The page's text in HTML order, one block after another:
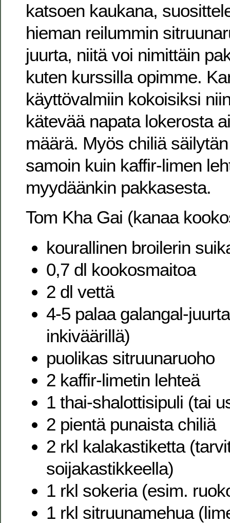
katsoen kaukana,
hieman reilummin
juurta, niitä voi nimittäin
kuten kurssilla opimme.
käyttövalmiin kokoisiksi
kätevää napata lokerosta
määrä. Myös chiliä
samoin kuin kaffir-limen
myydäänkin pakkasesta.
Tom Kha Gai (kanaa
kourallinen broilerin
0,7 dl kookosmaitoa
2 dl vettä
4-5 palaa galangal-
inkiväärillä)
puolikas sitruunaruoho
2 kaffir-limetin lehteä
1 thai-shalottisipuli (tai
2 pientä punaista chiliä
2 rkl kalakastiketta
soijakastikkeella)
1 rkl sokeria (esim.
1 rkl sitruunamehua